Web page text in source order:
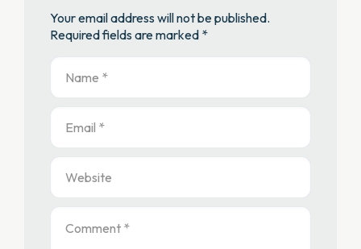
Your email address will not be published.
Required fields are marked *